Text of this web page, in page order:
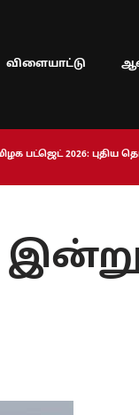
விளையாட்டு
பட்ஜெட் 2026: